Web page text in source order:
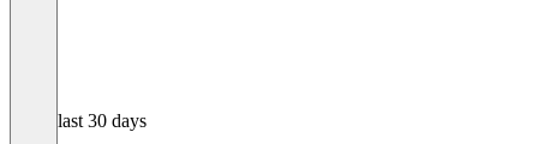
In the last 30 days